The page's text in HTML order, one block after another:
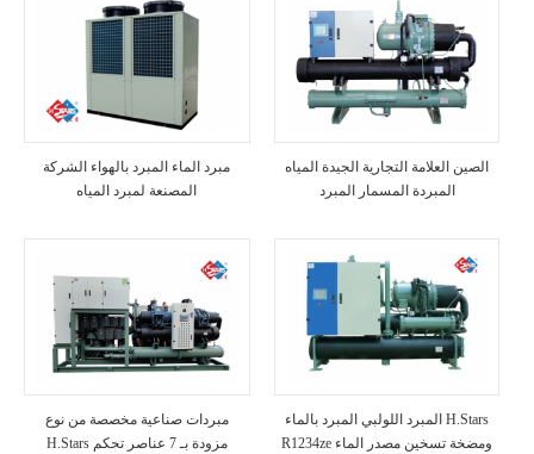
مبرد الماء المبرد بالهواء الشركة
المصنعة لمبرد المياه
الصين العلامة التجارية الجيدة المياه
المبردة المسمار المبرد
مبردات صناعية مخصصة من نوع
H.Stars مزودة بـ 7 عناصر تحكم
المبرد اللولبي المبرد بالماء H.Stars
R1234ze ومضخة تسخين مصدر الماء